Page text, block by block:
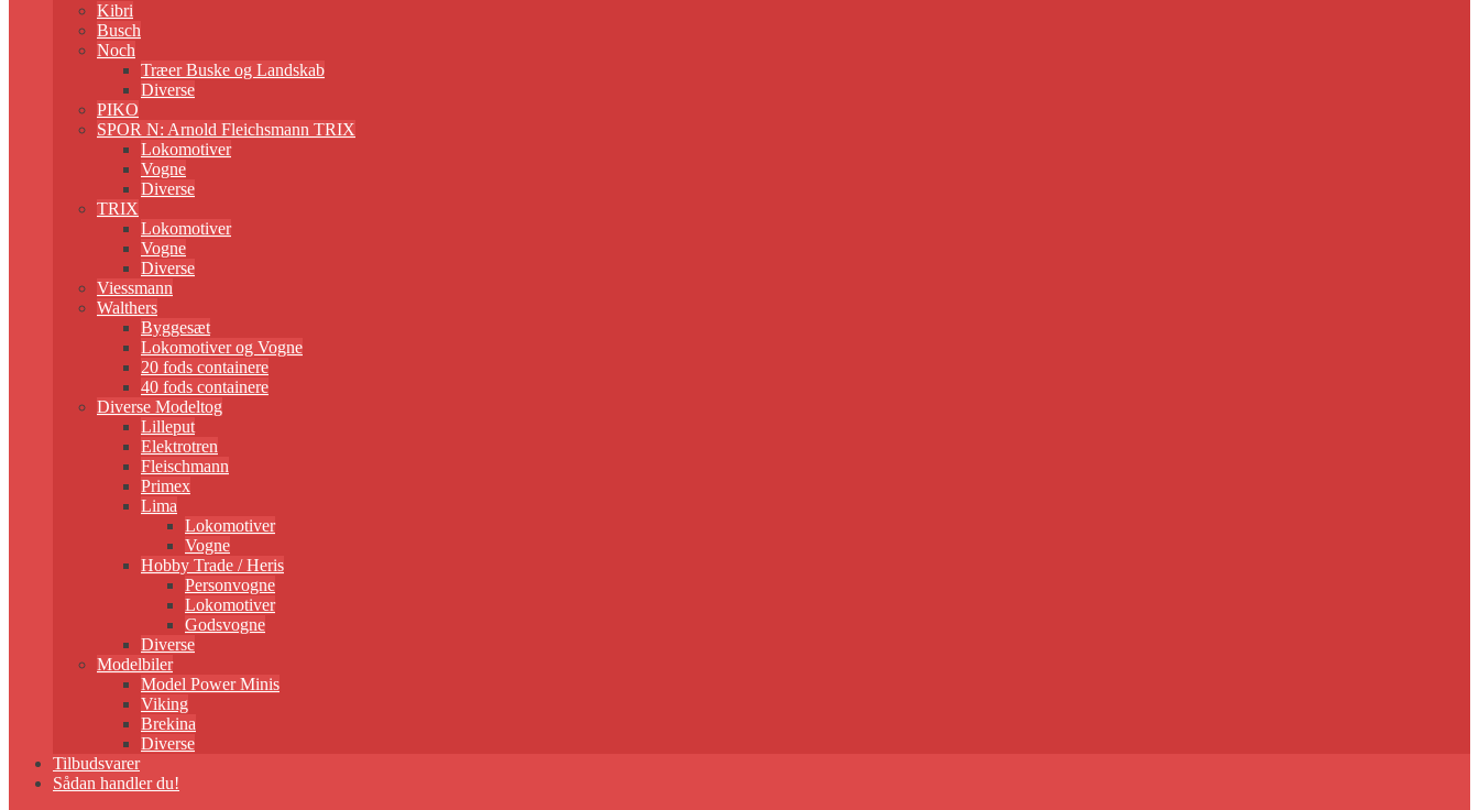
Kibri
Busch
Noch
Træer Buske og Landskab
Diverse
PIKO
SPOR N: Arnold Fleichsmann TRIX
Lokomotiver
Vogne
Diverse
TRIX
Lokomotiver
Vogne
Diverse
Viessmann
Walthers
Byggesæt
Lokomotiver og Vogne
20 fods containere
40 fods containere
Diverse Modeltog
Lilleput
Elektrotren
Fleischmann
Primex
Lima
Lokomotiver
Vogne
Hobby Trade / Heris
Personvogne
Lokomotiver
Godsvogne
Diverse
Modelbiler
Model Power Minis
Viking
Brekina
Diverse
Tilbudsvarer
Sådan handler du!